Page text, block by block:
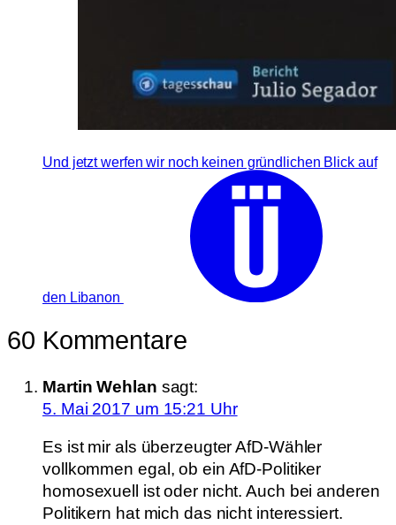
Und jetzt werfen wir noch keinen gründlichen Blick auf
den Libanon
60 Kommentare
Martin Wehlan sagt:
5. Mai 2017 um 15:21 Uhr
Es ist mir als überzeugter AfD-Wähler
vollkommen egal, ob ein AfD-Politiker
homosexuell ist oder nicht. Auch bei anderen
Politikern hat mich das nicht interessiert.